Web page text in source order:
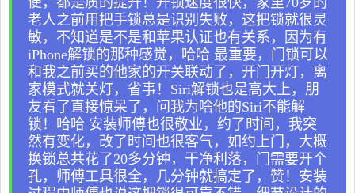
老人之前用把手锁总是识别失败，这把锁就很灵
敏，不知道是不是和苹果认证也有关系，因为有
iPhone解锁的那种感觉，哈哈 最重要，门锁可以
和我之前买的他家的开关联动了，开门开灯，离
家模式就关灯，省事！Siri解锁也是高大上，朋
友看了直接惊呆了，问我为啥他的Siri不能解
锁！哈哈 安装师傅也很敬业，约了时间，我突
然有变化，改了时间也很客气，如约上门，大概
换锁总共花了20多分钟，干净利落，门需要开个
孔，师傅工具很全，几分钟就搞定了，赞！安装